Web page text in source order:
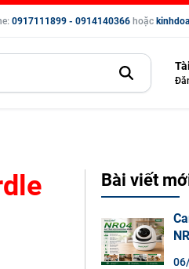
0917111899 - 0914140366 hoặc
Bài viết